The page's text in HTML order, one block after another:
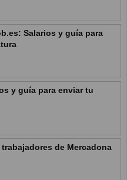
Salarios y guía para
y guía para enviar tu
de Mercadona